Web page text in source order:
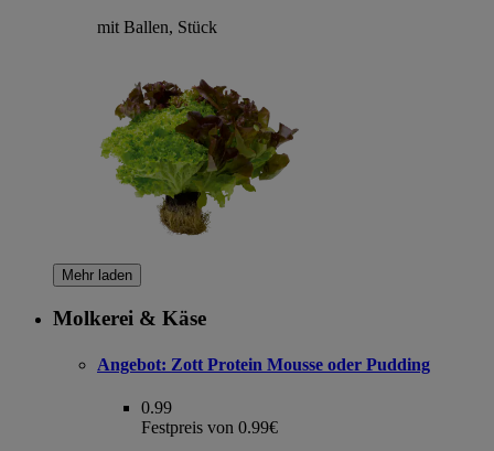
mit Ballen, Stück
Mehr laden
Molkerei & Käse
Angebot: Zott Protein Mousse oder Pudding
0.99
Festpreis von 0.99€